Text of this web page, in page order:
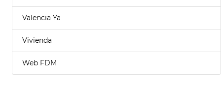
Valencia Ya
Vivienda
Web FDM